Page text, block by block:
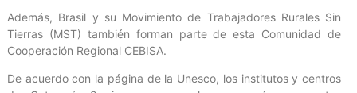
Además, Brasil y su Movimiento de Trabajadores Rurales Sin
Tierras (MST) también forman parte de esta Comunidad de
Cooperación Regional CEBISA.
De acuerdo con la página de la Unesco, los institutos y centros